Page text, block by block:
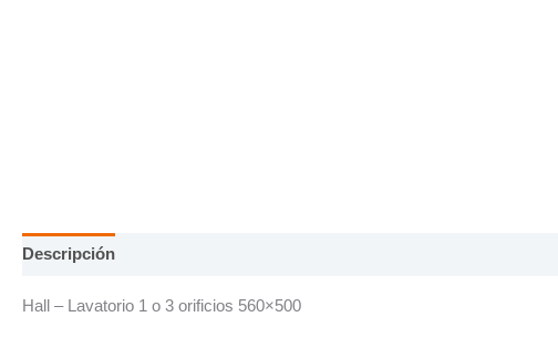
Descripción
Hall – Lavatorio 1 o 3 orificios 560×500